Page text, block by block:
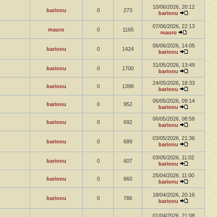
barionu 0 273
10/06/2026, 20:12
barionu
mauro 0 1165
07/06/2026, 22:13
mauro
barionu 0 1424
06/06/2026, 14:05
barionu
barionu 0 1700
31/05/2026, 13:49
barionu
barionu 0 1398
24/05/2026, 18:33
barionu
barionu 0 952
06/05/2026, 09:14
barionu
barionu 0 692
06/05/2026, 08:58
barionu
barionu 0 689
03/05/2026, 21:36
barionu
barionu 0 607
03/05/2026, 11:02
barionu
barionu 0 860
25/04/2026, 11:00
barionu
barionu 0 786
18/04/2026, 20:16
barionu
01/04/2026, 21:08